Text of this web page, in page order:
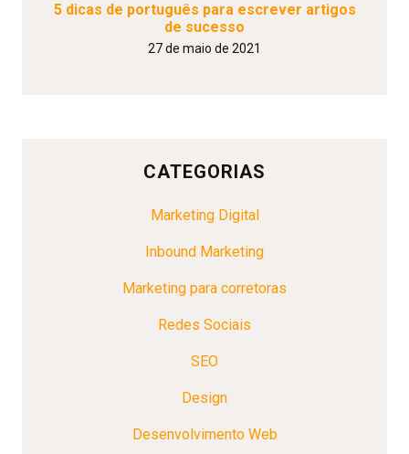
5 dicas de português para escrever artigos
de sucesso
27 de maio de 2021
CATEGORIAS
Marketing Digital
Inbound Marketing
Marketing para corretoras
Redes Sociais
SEO
Design
Desenvolvimento Web